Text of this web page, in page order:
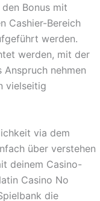
Bonus mit
Cashier-Bereich
werden.
werden, mit der
nehmen
vielseitig
via dem
über verstehen
deinem Casino-
Casino No
die